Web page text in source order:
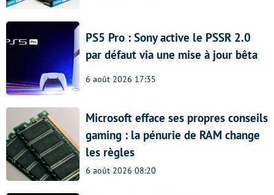
PS5 Pro : Sony active le PSSR 2.0
par défaut via une mise à jour bêta
6 août 2026 17:35
Microsoft efface ses propres conseils
gaming : la pénurie de RAM change
les règles
6 août 2026 08:20